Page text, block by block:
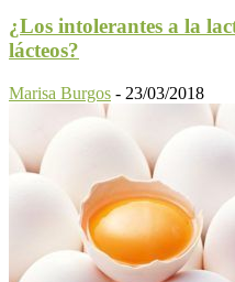
¿Los intolerantes a la
lácteos?
Marisa Burgos - 23/03/2018